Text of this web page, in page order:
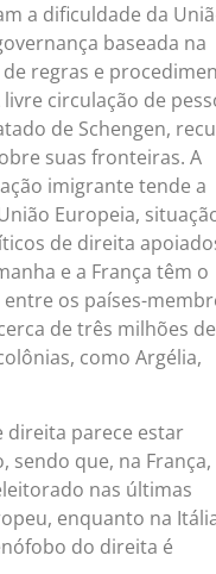
a dificuldade da
baseada na
regras e
circulação de
de Schengen,
suas fronteiras. A
imigrante tende a
Europeia,
de direita
e a França têm o
os países-
de três milhões de
como Argélia,
direita parece estar
sendo que, na França,
nas últimas
enquanto na
do direita é